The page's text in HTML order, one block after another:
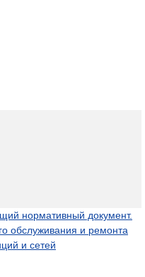
нормативный документ.
обслуживания и ремонта
и сетей